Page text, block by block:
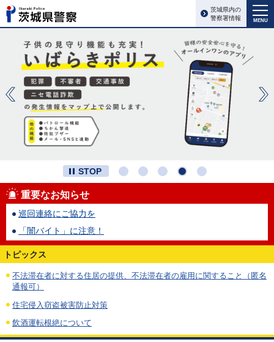
MENU
茨城県内の
警察署情報
STOP
重要なお知らせ
巡回連絡にご協力を
「闇バイト」に注意！
トピックス
不法滞在者に対する住居の提供、不法滞在者の雇用に関すること（匿名
通報可）
住宅侵入窃盗被害防止対策
飲酒運転根絶について